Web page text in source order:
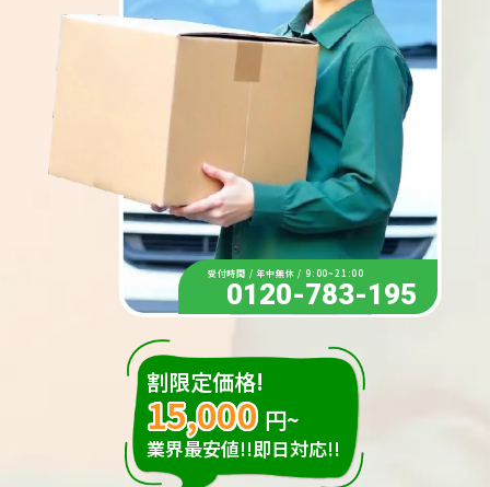
受付時間 / 年中無休 / 9:00~21:00
0120-783-195
割限定価格!
15,000 円~
業界最安値!!即日対応!!